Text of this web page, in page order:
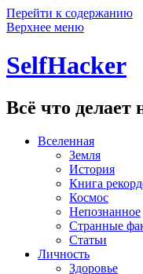
Перейти к содержанию
Верхнее меню
SelfHacker
Всё что
Вселенная
Земля
История
Книга
Космос
Непознанное
Странные
Статьи
Личность
Здоровье